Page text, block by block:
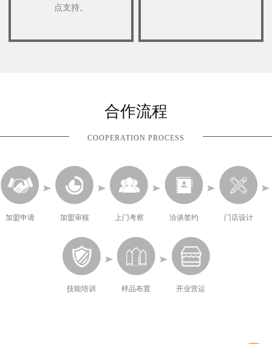
点支持。
合作流程
COOPERATION PROCESS
加盟申请 加盟审核 上门考察 洽谈签约 门店设计
技能培训 样品布置 开业营运